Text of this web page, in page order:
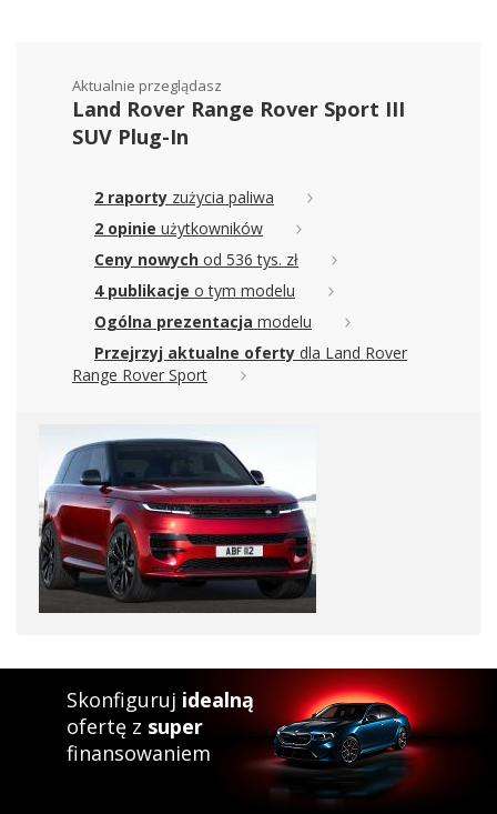
Aktualnie przeglądasz
Land Rover Range Rover Sport III
SUV Plug-In
2 raporty zużycia paliwa
2 opinie użytkowników
Ceny nowych od 536 tys. zł
4 publikacje o tym modelu
Ogólna prezentacja modelu
Przejrzyj aktualne oferty dla Land Rover
Range Rover Sport
Skonfiguruj idealną
ofertę z super
finansowaniem